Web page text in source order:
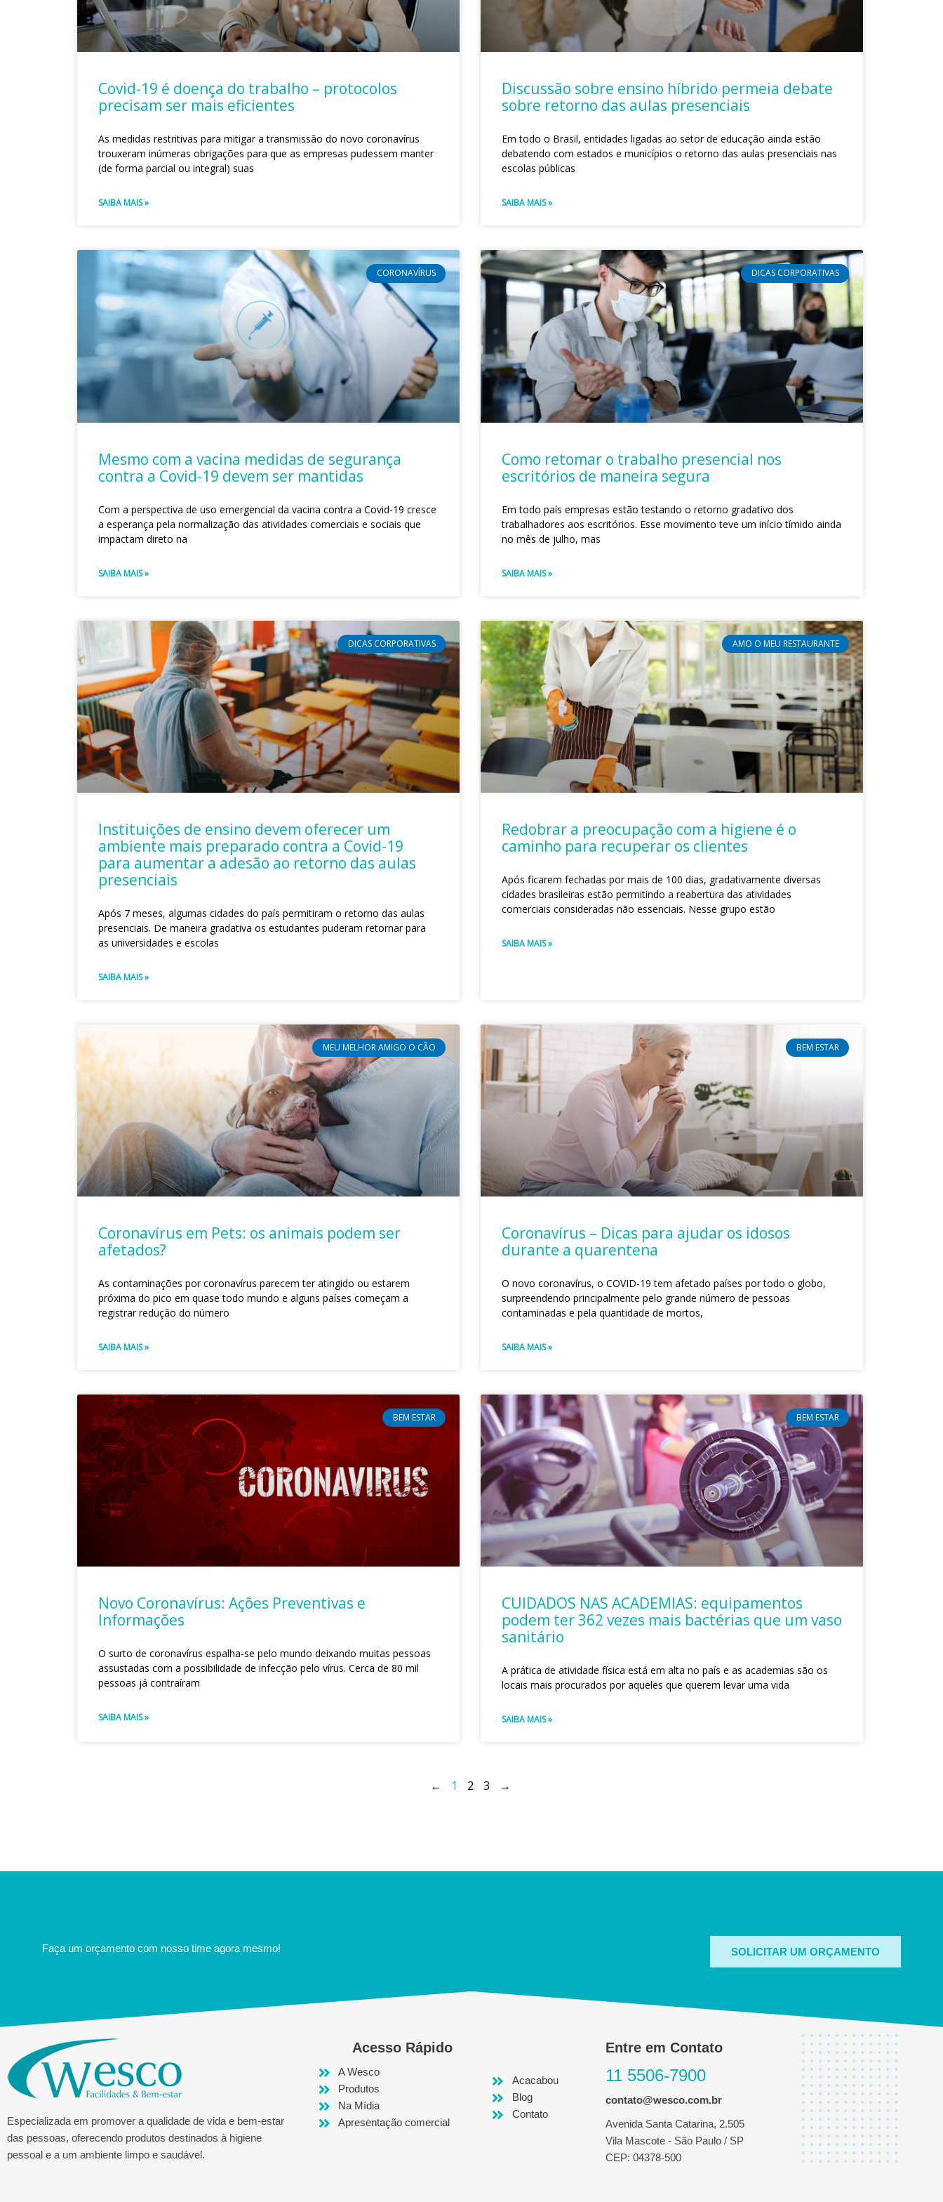
Covid-19 é doença do trabalho – protocolos
precisam ser mais eficientes
As medidas restritivas para mitigar a transmissão do novo coronavírus
trouxeram inúmeras obrigações para que as empresas pudessem manter
(de forma parcial ou integral) suas
SAIBA MAIS »
Discussão sobre ensino híbrido permeia debate
sobre retorno das aulas presenciais
Em todo o Brasil, entidades ligadas ao setor de educação ainda estão
debatendo com estados e municípios o retorno das aulas presenciais nas
escolas públicas
SAIBA MAIS »
CORONAVÍRUS
Mesmo com a vacina medidas de segurança
contra a Covid-19 devem ser mantidas
Com a perspectiva de uso emergencial da vacina contra a Covid-19 cresce
a esperança pela normalização das atividades comerciais e sociais que
impactam direto na
SAIBA MAIS »
DICAS CORPORATIVAS
Como retomar o trabalho presencial nos
escritórios de maneira segura
Em todo país empresas estão testando o retorno gradativo dos
trabalhadores aos escritórios. Esse movimento teve um início tímido ainda
no mês de julho, mas
SAIBA MAIS »
DICAS CORPORATIVAS
Instituições de ensino devem oferecer um
ambiente mais preparado contra a Covid-19
para aumentar a adesão ao retorno das aulas
presenciais
Após 7 meses, algumas cidades do país permitiram o retorno das aulas
presenciais. De maneira gradativa os estudantes puderam retornar para
as universidades e escolas
SAIBA MAIS »
AMO O MEU RESTAURANTE
Redobrar a preocupação com a higiene é o
caminho para recuperar os clientes
Após ficarem fechadas por mais de 100 dias, gradativamente diversas
cidades brasileiras estão permitindo a reabertura das atividades
comerciais consideradas não essenciais. Nesse grupo estão
SAIBA MAIS »
MEU MELHOR AMIGO O CÃO
Coronavírus em Pets: os animais podem ser
afetados?
As contaminações por coronavírus parecem ter atingido ou estarem
próxima do pico em quase todo mundo e alguns países começam a
registrar redução do número
SAIBA MAIS »
BEM ESTAR
Coronavírus – Dicas para ajudar os idosos
durante a quarentena
O novo coronavírus, o COVID-19 tem afetado países por todo o globo,
surpreendendo principalmente pelo grande número de pessoas
contaminadas e pela quantidade de mortos,
SAIBA MAIS »
BEM ESTAR
Novo Coronavírus: Ações Preventivas e
Informações
O surto de coronavírus espalha-se pelo mundo deixando muitas pessoas
assustadas com a possibilidade de infecção pelo vírus. Cerca de 80 mil
pessoas já contraíram
SAIBA MAIS »
BEM ESTAR
CUIDADOS NAS ACADEMIAS: equipamentos
podem ter 362 vezes mais bactérias que um vaso
sanitário
A prática de atividade física está em alta no país e as academias são os
locais mais procurados por aqueles que querem levar uma vida
SAIBA MAIS »
← 1 2 3 →
Faça um orçamento com nosso time agora mesmo! SOLICITAR UM ORÇAMENTO
Especializada em promover a qualidade de vida e bem-estar
das pessoas, oferecendo produtos destinados à higiene
pessoal e a um ambiente limpo e saudável.
Acesso Rápido
A Wesco
Produtos
Na Mídia
Apresentação comercial
Acacabou
Blog
Contato
Entre em Contato
11 5506-7900
contato@wesco.com.br
Avenida Santa Catarina, 2.505
Vila Mascote - São Paulo / SP
CEP: 04378-500